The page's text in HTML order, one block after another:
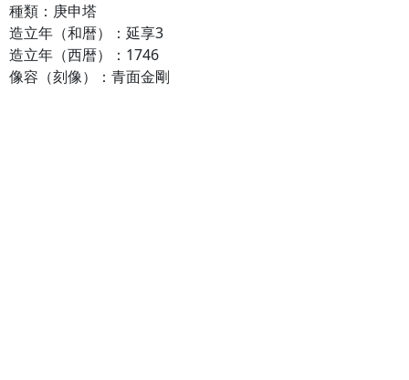
種類：庚申塔
造立年（和暦）：延享3
造立年（西暦）：1746
像容（刻像）：青面金剛